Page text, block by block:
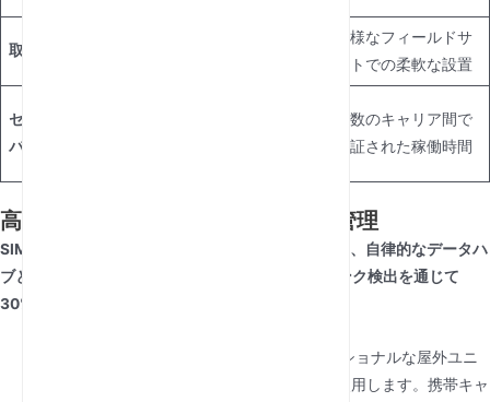
取り付けオプション
多様なフィールドサ
イトでの柔軟な設置
セルラーハンドオー
バー
複数のキャリア間で
保証された稼働時間
高度な接続性:屋外エコシステムの管理
SIMカードスロットを備えた屋外ルーターの強みは、自律的なデータハ
ブとして機能し、厳格なハードウェアレベルのリンク検出を通じて
30%高い運用通過率を維持することにあります。
プロフェッショナルな屋外ユニ
ットはハードウェア「ウォッチドッグ」を使用します。携帯キャ